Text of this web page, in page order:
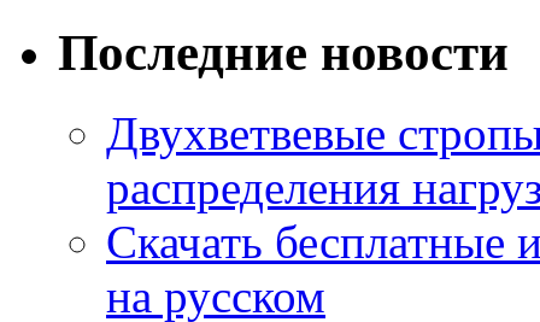
Последние новости
Двухветвевые
распределения
Скачать
на русском